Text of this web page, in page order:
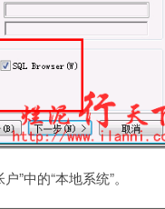
”中的“本地系统”。